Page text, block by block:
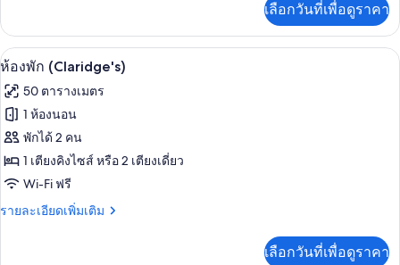
เกี่ยว
กับ
ห้อง
(Mayfair)
เลือกวันที่เพื่อดูราคา
เปิด
ภาพถ่าย
ทั้งหมด
ของ
ห้อง
พัก
(Claridge's)
ห้องพัก (Claridge's) | เครื่องนอนระดั
6
ห้องพัก (Claridge's)
50 ตารางเมตร
1 ห้องนอน
พักได้ 2 คน
1 เตียงคิงไซส์ หรือ 2 เตียงเดี่ยว
Wi-Fi ฟรี
รายละเอียดเพิ่มเติม
ราย
เลือกวันที่เพื่อดูราคา